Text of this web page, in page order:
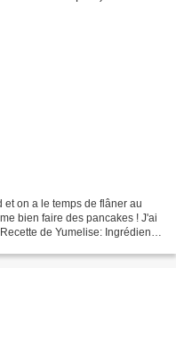
et on a le temps de flâner au
bien faire des pancakes ! J'ai
de Yumelise: Ingrédients